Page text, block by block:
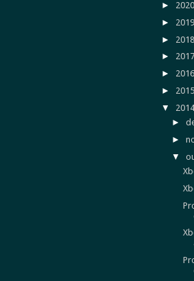
► 2020
► 2019
► 2018
► 2017
► 2016
► 2015
▼
►
►
▼